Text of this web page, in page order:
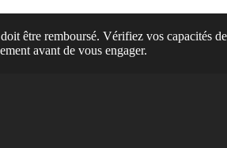
être remboursé. Vérifiez vos capacités de
avant de vous engager.